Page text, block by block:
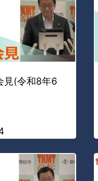
見(令和8年6